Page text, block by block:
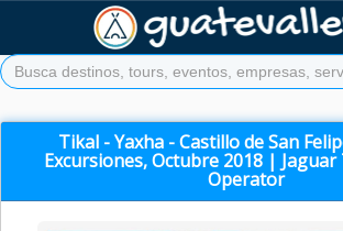
Tikal - Yaxha - Castillo de San
Excursiones, Octubre 2018 |
Operator